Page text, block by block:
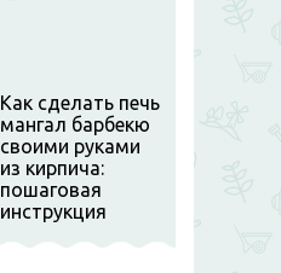
Как сделать печь
мангал барбекю
своими руками
из кирпича:
пошаговая
инструкция